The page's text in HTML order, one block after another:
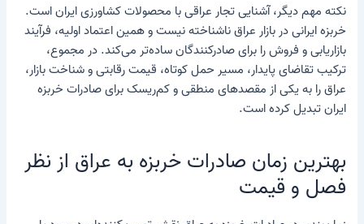
نکته مهم دیگر، آشنایی تجار عراقی با محصولات کشاورزی ایران است.
خربزه ایرانی در بازار عراق ناشناخته نیست و همین اعتماد اولیه، فرآیند
بازاریابی و فروش را برای صادرکنندگان ساده‌تر می‌کند. در مجموع،
ترکیب تقاضای پایدار، مسیر حمل کوتاه، قیمت رقابتی و شناخت بازار،
عراق را به یکی از مقصدهای منطقی و کم‌ریسک برای صادرات خربزه
ایران تبدیل کرده است.
بهترین زمان صادرات خربزه به عراق از نظر
فصل و قیمت